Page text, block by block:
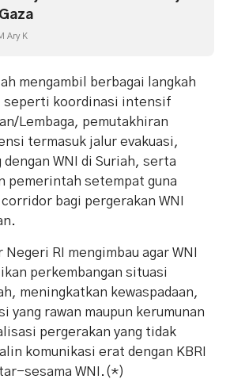
Ary K
mengambil berbagai langkah
seperti koordinasi intensif
Lembaga, pemutakhiran
termasuk jalur evakuasi,
WNI di Suriah, serta
pemerintah setempat guna
bagi pergerakan WNI
RI mengimbau agar WNI
perkembangan situasi
meningkatkan kewaspadaan,
yang rawan maupun kerumunan
pergerakan yang tidak
komunikasi erat dengan KBRI
sesama WNI.(*)